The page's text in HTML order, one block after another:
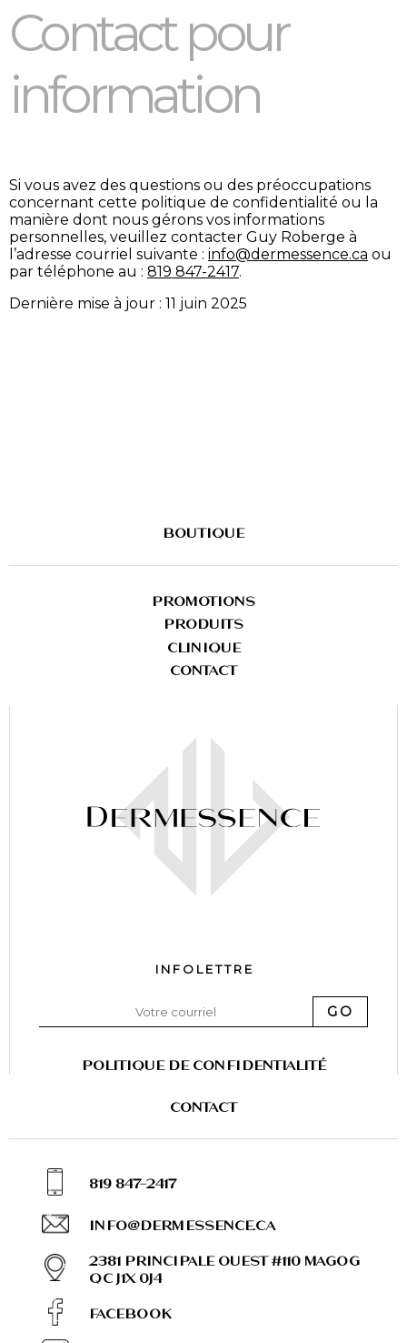
Contact pour
information
Si vous avez des questions ou des préoccupations
concernant cette politique de confidentialité ou la
manière dont nous gérons vos informations
personnelles, veuillez contacter Guy Roberge à
l’adresse courriel suivante : info@dermessence.ca ou
par téléphone au : 819 847-2417.
Dernière mise à jour : 11 juin 2025
BOUTIQUE
PROMOTIONS
PRODUITS
CLINIQUE
CONTACT
I N F O L E T T R E
GO
POLITIQUE DE CONFIDENTIALITÉ
CONTACT
819 847-2417
INFO@DERMESSENCE.CA
2381 PRINCIPALE OUEST #110 MAGOG
QC J1X 0J4
FACEBOOK